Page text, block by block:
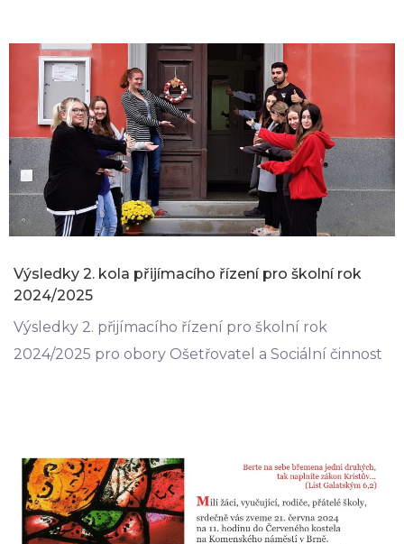
Výsledky 2. kola přijímacího řízení pro školní rok
2024/2025
Výsledky 2. přijímacího řízení pro školní rok
2024/2025 pro obory Ošetřovatel a Sociální činnost